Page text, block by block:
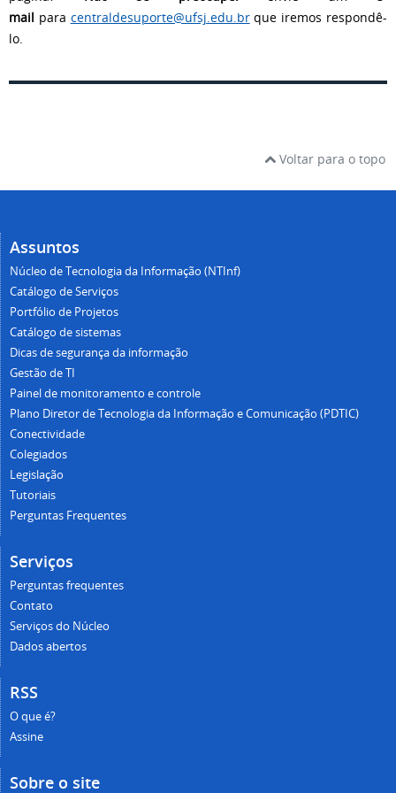
"Aprovar a solução" deve ser utilizada quando a
solução adotada pelo técnico tiver resolvido o
problema e ter sido aceita pelo usuário.
"Recusar a solução" deve ser utilizada quando a
solução adotada pelo técnico não atendeu ao usuário.
Dessa forma, o chamado volta para atendimento da
equipe técnica até que seja solucionado o problema.
Se a solução for recusada, descreva no campo
"Comentários" o motivo da recusa e aguarde nova
análise do técnico.
Com o objetivo de melhorar o atendimento técnico
realizado pelo NTInf, o sistema gera,
automaticamente, após a aprovação da solução, uma
o nível de satisfação do atendimento (1 a 5 estrelas).
O NTInf solicita que, caso deseje, envie observações
relacionadas ao atendimento do chamado.
Para acessar a pesquisa de satisfação, acesse a aba
"Satisfação" do chamado avaliado.
mail para centraldesuporte@ufsj.edu.brque iremos respondê-
lo.
Voltar para o topo
Assuntos
Núcleo de Tecnologia da Informação (NTInf)
Catálogo de Serviços
Portfólio de Projetos
Catálogo de sistemas
Dicas de segurança da informação
Gestão de TI
Painel de monitoramento e controle
Plano Diretor de Tecnologia da Informação e Comunicação (PDTIC)
Conectividade
Colegiados
Legislação
Tutoriais
Perguntas Frequentes
Serviços
Perguntas frequentes
Contato
Serviços do Núcleo
Dados abertos
RSS
O que é?
Assine
Sobre o site